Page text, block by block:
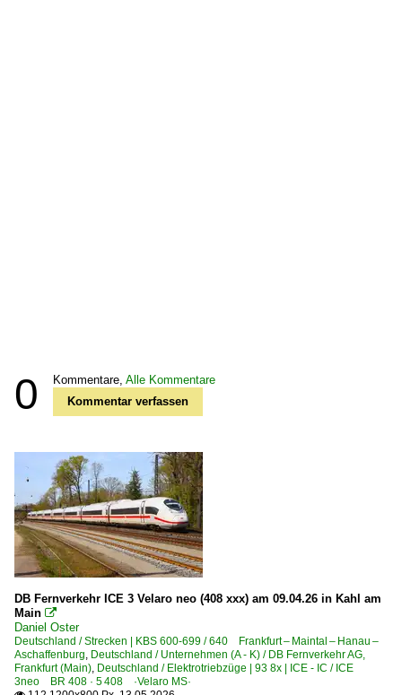
0 Kommentare, Alle Kommentare
Kommentar verfassen
DB Fernverkehr ICE 3 Velaro neo (408 xxx) am 09.04.26 in Kahl am
Main 
Daniel Oster
Deutschland / Strecken | KBS 600-699 / 640 Frankfurt – Maintal – Hanau –
Aschaffenburg, Deutschland / Unternehmen (A - K) / DB Fernverkehr AG,
Frankfurt (Main), Deutschland / Elektrotriebzüge | 93 8x | ICE - IC / ICE
3neo BR 408 · 5 408 ·Velaro MS·